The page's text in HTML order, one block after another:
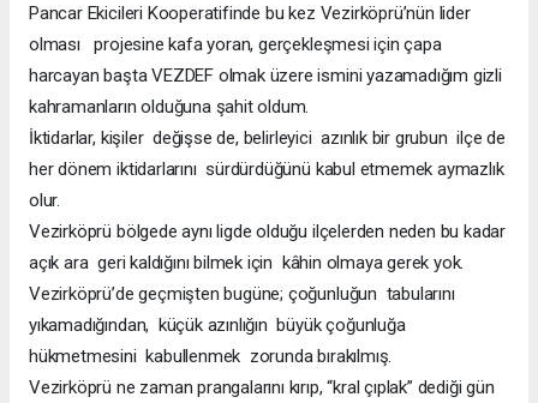
Pancar Ekicileri Kooperatifinde bu kez Vezirköprü’nün lider
olması projesine kafa yoran, gerçekleşmesi için çapa
harcayan başta VEZDEF olmak üzere ismini yazamadığım gizli
kahramanların olduğuna şahit oldum.
İktidarlar, kişiler değişse de, belirleyici azınlık bir grubun ilçe de
her dönem iktidarlarını sürdürdüğünü kabul etmemek aymazlık
olur.
Vezirköprü bölgede aynı ligde olduğu ilçelerden neden bu kadar
açık ara geri kaldığını bilmek için kâhin olmaya gerek yok.
Vezirköprü’de geçmişten bugüne; çoğunluğun tabularını
yıkamadığından, küçük azınlığın büyük çoğunluğa
hükmetmesini kabullenmek zorunda bırakılmış.
Vezirköprü ne zaman prangalarını kırıp, “kral çıplak” dediği gün